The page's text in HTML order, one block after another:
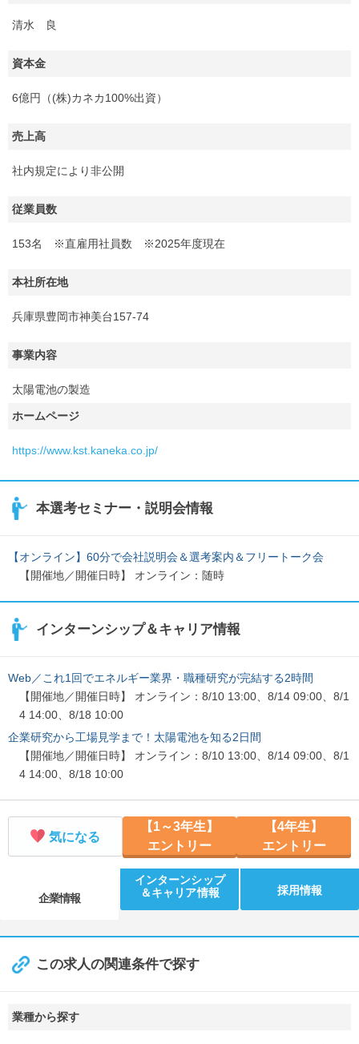
清水 良
資本金
6億円（(株)カネカ100%出資）
売上高
社内規定により非公開
従業員数
153名 ※直雇用社員数 ※2025年度現在
本社所在地
兵庫県豊岡市神美台157-74
事業内容
太陽電池の製造
ホームページ
https://www.kst.kaneka.co.jp/
本選考セミナー・説明会情報
【オンライン】60分で会社説明会＆選考案内＆フリートーク会
【開催地／開催日時】 オンライン：随時
インターンシップ＆キャリア情報
Web／これ1回でエネルギー業界・職種研究が完結する2時間
【開催地／開催日時】 オンライン：8/10 13:00、8/14 09:00、8/1
4 14:00、8/18 10:00
企業研究から工場見学まで！太陽電池を知る2日間
【開催地／開催日時】 オンライン：8/10 13:00、8/14 09:00、8/1
4 14:00、8/18 10:00
気になる
【1～3年生】
エントリー
【4年生】
エントリー
企業情報
インターンシップ
＆キャリア情報
採用情報
この求人の関連条件で探す
業種から探す